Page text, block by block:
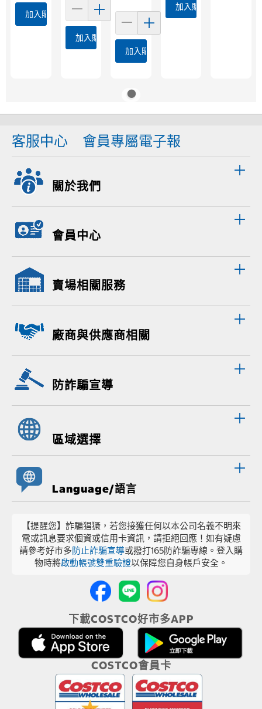
加入購物車
加入購物車
加入購物車
加入購物車
客服中心 會員專屬電子報
關於我們
會員中心
賣場相關服務
廠商與供應商相關
防詐騙宣導
區域選擇
Language/語言
【提醒您】詐騙猖獗，若您接獲任何以本公司名義不明來
電或訊息要求個資或信用卡資訊，請拒絕回應！如有疑慮
請參考好市多防止詐騙宣導或撥打165防詐騙專線。登入購
物時將啟動帳號雙重驗證以保障您自身帳戶安全。
下載COSTCO好市多APP
COSTCO會員卡